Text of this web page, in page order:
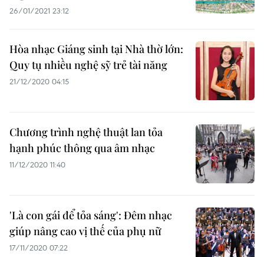
26/01/2021 23:12
Hòa nhạc Giáng sinh tại Nhà thờ lớn:
Quy tụ nhiều nghệ sỹ trẻ tài năng
21/12/2020 04:15
Chương trình nghệ thuật lan tỏa
hạnh phúc thông qua âm nhạc
11/12/2020 11:40
'Là con gái để tỏa sáng': Đêm nhạc
giúp nâng cao vị thế của phụ nữ
17/11/2020 07:22